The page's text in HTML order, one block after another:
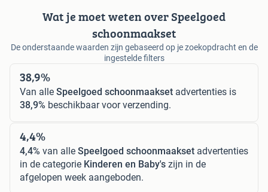
Wat je moet weten over Speelgoed
schoonmaakset
De onderstaande waarden zijn gebaseerd op je zoekopdracht en de
ingestelde filters
38,9%
Van alle Speelgoed schoonmaakset advertenties is
38,9% beschikbaar voor verzending.
4,4%
4,4% van alle Speelgoed schoonmaakset advertenties
in de categorie Kinderen en Baby's zijn in de
afgelopen week aangeboden.